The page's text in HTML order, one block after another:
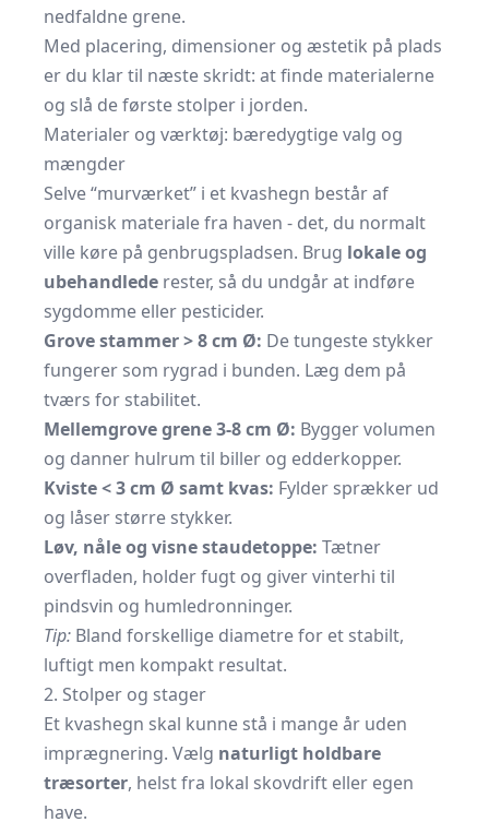
nedfaldne grene.
Med placering, dimensioner og æstetik på plads
er du klar til næste skridt: at finde materialerne
og slå de første stolper i jorden.
Materialer og værktøj: bæredygtige valg og
mængder
Selve “murværket” i et kvashegn består af
organisk materiale fra haven - det, du normalt
ville køre på genbrugspladsen. Brug lokale og
ubehandlede rester, så du undgår at indføre
sygdomme eller pesticider.
Grove stammer > 8 cm Ø: De tungeste stykker
fungerer som rygrad i bunden. Læg dem på
tværs for stabilitet.
Mellemgrove grene 3-8 cm Ø: Bygger volumen
og danner hulrum til biller og edderkopper.
Kviste < 3 cm Ø samt kvas: Fylder sprækker ud
og låser større stykker.
Løv, nåle og visne staudetoppe: Tætner
overfladen, holder fugt og giver vinterhi til
pindsvin og humledronninger.
Tip: Bland forskellige diametre for et stabilt,
luftigt men kompakt resultat.
2. Stolper og stager
Et kvashegn skal kunne stå i mange år uden
imprægnering. Vælg naturligt holdbare
træsorter, helst fra lokal skovdrift eller egen
have.